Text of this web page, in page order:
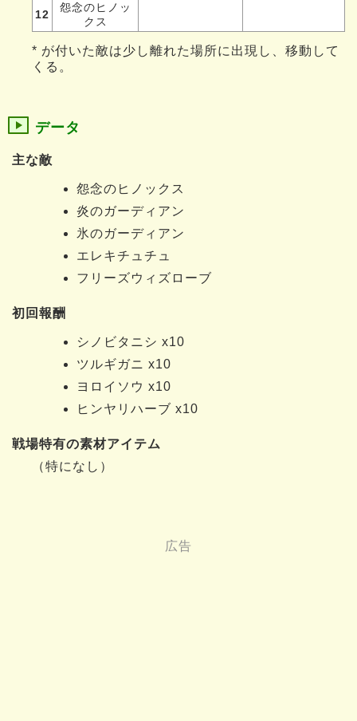
12
怨念のヒノッ
クス
* が付いた敵は少し離れた場所に出現し、移動して
くる。
データ
主な敵
怨念のヒノックス
炎のガーディアン
氷のガーディアン
エレキチュチュ
フリーズウィズローブ
初回報酬
シノビタニシ x10
ツルギガニ x10
ヨロイソウ x10
ヒンヤリハーブ x10
戦場特有の素材アイテム
（特になし）